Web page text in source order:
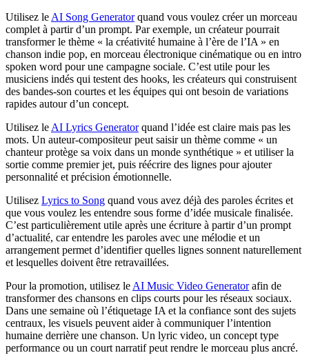
Utilisez le AI Song Generatorquand vous voulez créer un morceau
complet à partir d’un prompt. Par exemple, un créateur pourrait
transformer le thème « la créativité humaine à l’ère de l’IA » en
chanson indie pop, en morceau électronique cinématique ou en intro
spoken word pour une campagne sociale. C’est utile pour les
musiciens indés qui testent des hooks, les créateurs qui construisent
des bandes-son courtes et les équipes qui ont besoin de variations
rapides autour d’un concept.
Utilisez le AI Lyrics Generatorquand l’idée est claire mais pas les
mots. Un auteur-compositeur peut saisir un thème comme « un
chanteur protège sa voix dans un monde synthétique » et utiliser la
sortie comme premier jet, puis réécrire des lignes pour ajouter
personnalité et précision émotionnelle.
Utilisez Lyrics to Song quand vous avez déjà des paroles écrites et
que vous voulez les entendre sous forme d’idée musicale finalisée.
C’est particulièrement utile après une écriture à partir d’un prompt
d’actualité, car entendre les paroles avec une mélodie et un
arrangement permet d’identifier quelles lignes sonnent naturellement
et lesquelles doivent être retravaillées.
Pour la promotion, utilisez le AI Music Video Generatorafin de
transformer des chansons en clips courts pour les réseaux sociaux.
Dans une semaine où l’étiquetage IA et la confiance sont des sujets
centraux, les visuels peuvent aider à communiquer l’intention
humaine derrière une chanson. Un lyric video, un concept type
performance ou un court narratif peut rendre le morceau plus ancré.